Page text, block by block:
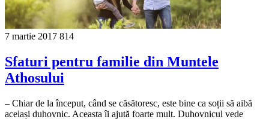
7 martie 2017 814
Sfaturi pentru familie din Muntele
Athosului
– Chiar de la început, când se căsătoresc, este bine ca soții să aibă
același duhovnic. Aceasta îi ajută foarte mult. Duhovnicul vede